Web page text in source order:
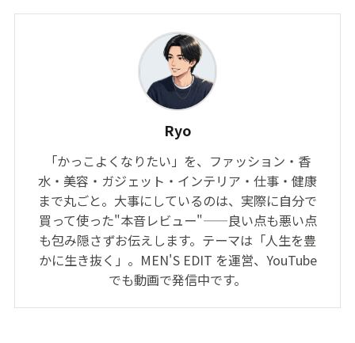
Ryo
「かっこよくなりたい」を、ファッション・香
水・美容・ガジェット・インテリア・仕事・健康
まで丸ごと。大事にしているのは、実際に自分で
買って使った"本音レビュー"——良い点も悪い点
も包み隠さずお伝えします。テーマは「人生を豊
かに生き抜く」。MEN'S EDIT を運営、YouTube
でも動画で発信中です。